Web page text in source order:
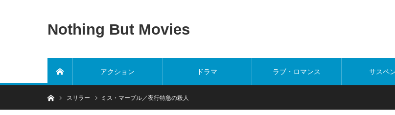
Nothing But Movies
アクション ドラマ ラブ・ロマンス サスペ
ホームスリラー ミス・マープル／夜行特急の殺人